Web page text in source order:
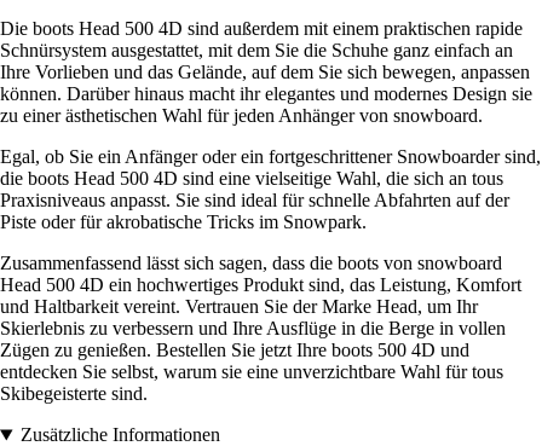
Die boots Head 500 4D sind außerdem mit einem praktischen rapide
Schnürsystem ausgestattet, mit dem Sie die Schuhe ganz einfach an
Ihre Vorlieben und das Gelände, auf dem Sie sich bewegen, anpassen
können. Darüber hinaus macht ihr elegantes und modernes Design sie
zu einer ästhetischen Wahl für jeden Anhänger von snowboard.
Egal, ob Sie ein Anfänger oder ein fortgeschrittener Snowboarder sind,
die boots Head 500 4D sind eine vielseitige Wahl, die sich an tous
Praxisniveaus anpasst. Sie sind ideal für schnelle Abfahrten auf der
Piste oder für akrobatische Tricks im Snowpark.
Zusammenfassend lässt sich sagen, dass die boots von snowboard
Head 500 4D ein hochwertiges Produkt sind, das Leistung, Komfort
und Haltbarkeit vereint. Vertrauen Sie der Marke Head, um Ihr
Skierlebnis zu verbessern und Ihre Ausflüge in die Berge in vollen
Zügen zu genießen. Bestellen Sie jetzt Ihre boots 500 4D und
entdecken Sie selbst, warum sie eine unverzichtbare Wahl für tous
Skibegeisterte sind.
Zusätzliche Informationen